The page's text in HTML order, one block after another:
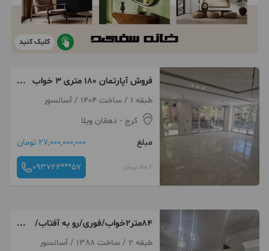
کلیک کنید
فروش آپارتمان ۱۸۰ متری ۳ خواب
سازه برند دهقان ویلا
طبقه 1 / ساخت 1404 / آسانسور
کرج - دهقان ویلا
مبلغ
27,000,000,000 تومان
2 ماه پیش 093724***57
۸۴متر2خواب/فوری/رو به آفتاب/
دهقان ویلا اول مریم
طبقه 2 / ساخت 1388 / آسانسور